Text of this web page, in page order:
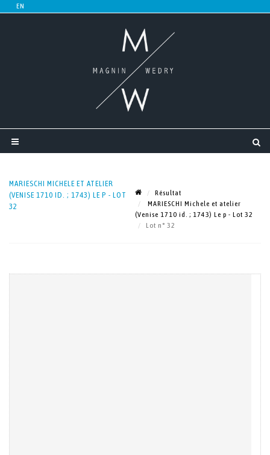
MARIESCHI MICHELE ET ATELIER
(VENISE 1710 ID. ; 1743) LE P - LOT
32
Résultat
MARIESCHI Michele et atelier
(Venise 1710 id. ; 1743) Le p - Lot 32
Lot n° 32